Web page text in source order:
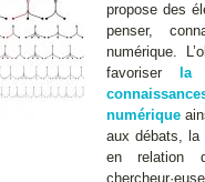
propose des
penser,
numérique.
favoriser
la
numérique
aux débats, la
en relation